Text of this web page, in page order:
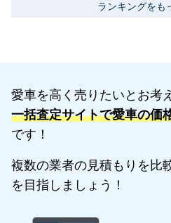
ランキングをも
愛車を高く売りたいとお考
一括査定サイトで愛車の価
です！
複数の業者の見積もりを比
を目指しましょう！